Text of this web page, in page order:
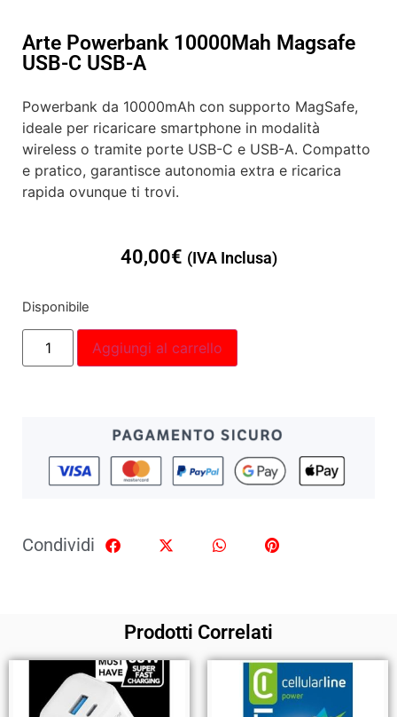
Arte Powerbank 10000Mah Magsafe
USB-C USB-A
Powerbank da 10000mAh con supporto MagSafe,
ideale per ricaricare smartphone in modalità
wireless o tramite porte USB-C e USB-A. Compatto
e pratico, garantisce autonomia extra e ricarica
rapida ovunque ti trovi.
40,00€ (IVA Inclusa)
Disponibile
Aggiungi al carrello
Condividi
Prodotti Correlati